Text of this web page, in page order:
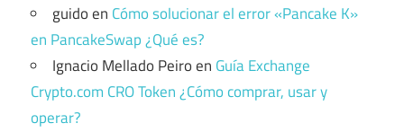
guidoen Cómo solucionar el error «Pancake K»
en PancakeSwap ¿Qué es?
Ignacio Mellado Peiroen Guía Exchange
Crypto.com CRO Token ¿Cómo comprar, usar y
operar?